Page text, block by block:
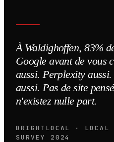
À Waldighoffen, 83%
Google avant de vous
aussi. Perplexity
aussi. Pas de site
n'existez nulle part.
BRIGHTLOCAL · LOCAL
SURVEY 2024